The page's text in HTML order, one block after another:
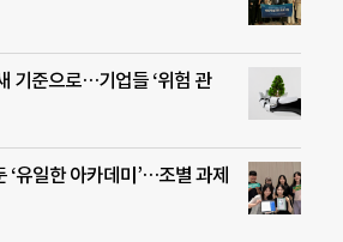
기준으로…기업들 ‘위험 관
‘유일한 아카데미’…조별 과제